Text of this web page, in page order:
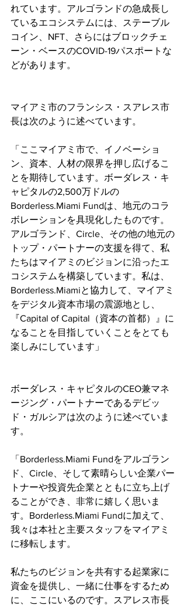
れています。アルゴランドの急成長し
ているエコシステムには、ステーブル
コイン、NFT、さらにはブロックチェ
ーン・ベースのCOVID-19パスポートな
どがあります。
マイアミ市のフランシス・スアレス市
長は次のように述べています。
「ここマイアミ市で、イノベーショ
ン、資本、人材の限界を押し広げるこ
とを期待しています。ボーダレス・キ
ャピタルの2,500万ドルの
Borderless.Miami Fundは、地元のコラ
ボレーションを具現化したものです。
アルゴランド、Circle、その他の地元の
トップ・パートナーの支援を得て、私
たちはマイアミのビジョンに沿ったエ
コシステムを構築しています。私は、
Borderless.Miamiと協力して、マイアミ
をデジタル資本市場の震源地とし、
『Capital of Capital（資本の首都）』に
なることを目指していくことをとても
楽しみにしています」
ボーダレス・キャピタルのCEO兼マネ
ージング・パートナーであるデビッ
ド・ガルシアは次のように述べていま
す。
「Borderless.Miami Fundをアルゴラン
ド、Circle、そして素晴らしい企業パー
トナーや投資先企業とともに立ち上げ
ることができ、非常に嬉しく思いま
す。Borderless.Miami Fundに加えて、
我々は本社と主要スタッフをマイアミ
に移転します。
私たちのビジョンを共有する起業家に
資金を提供し、一緒に仕事をするため
に、ここにいるのです。スアレス市長